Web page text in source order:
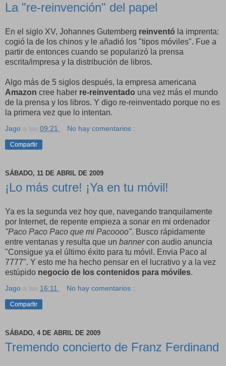
La "re-reinvención" del papel
En el siglo XV, Johannes Gutemberg reinventó la imprenta:
cogió la de los chinos y le añadió los "tipos móviles". Fue a
partir de entonces cuando se popularizó la prensa
escrita/impresa y la distribución de libros.
Algo más de 5 siglos después, la empresa americana
Amazon cree haber re-reinventado una vez más el mundo
de la prensa y los libros. Y digo re-reinventado porque no es
la primera vez que lo intentan.
Jago a las 09:21 No hay comentarios :
Compartir
SÁBADO, 11 DE ABRIL DE 2009
¡Lo más cutre! ¡Ya en tu móvil!
Ya es la segunda vez hoy que, navegando tranquilamente
por Internet, de repente empieza a sonar en mi ordenador
"Paco Paco Paco que mi Pacoooo". Busco rápidamente
entre ventanas y resulta que un bannercon audio anuncia
"Consigue ya el último éxito para tu móvil. Envia Paco al
7777". Y esto me ha hecho pensar en el lucrativo y a la vez
estúpido negocio de los contenidos para móviles.
Jago a las 16:11 No hay comentarios :
Compartir
SÁBADO, 4 DE ABRIL DE 2009
Tremendo concierto de Franz Ferdinand